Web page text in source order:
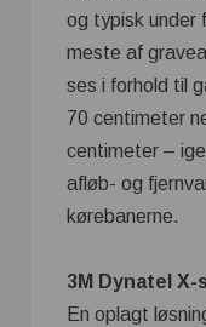
og typisk under
meste af
ses i forhold til
70 centimeter
centimeter –
afløb- og
kørebanerne.
3M Dynatel
En oplagt